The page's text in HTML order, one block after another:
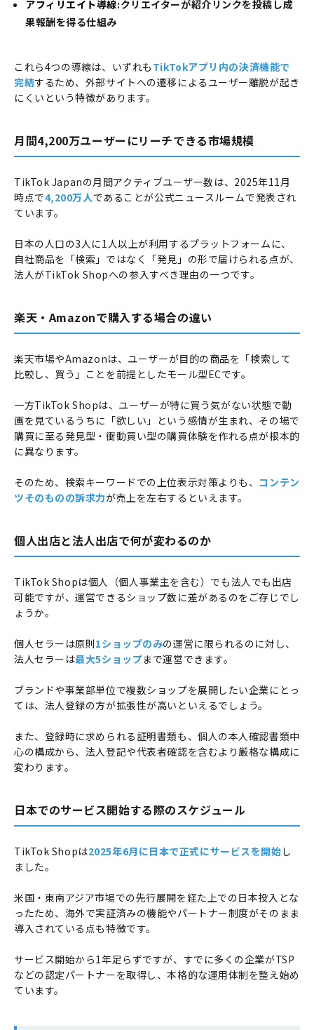
アフィリエイト導線:クリエイターが紹介リンクを投稿し成
果報酬を得る仕組み
これら4つの導線は、いずれも TikTokアプリ内の決済機能で
完結するため、外部サイトへの遷移によるユーザー離脱が起き
にくいという特徴があります。
月間4,200万ユーザーにリーチできる市場規模
TikTok Japanの月間アクティブユーザー数は、2025年11月
時点で4,200万人であることが公式ニュースルームで発表され
ています。
日本の人口の3人に1人以上が利用するプラットフォームに、
自社商品を「検索」ではなく「発見」の形で届けられる点が、
法人がTikTok Shopへの参入すべき理由の一つです。
楽天・Amazonで購入する場合の違い
楽天市場やAmazonは、ユーザーが目的の商品を「検索して
比較し、買う」ことを前提としたモール型ECです。
一方TikTok Shopは、ユーザーが特に買う気がない状態で動
画を見ているうちに「欲しい」という感情が生まれ、その場で
購買に至る発見型・衝動買い型の購買体験を作れる点が根本的
に異なります。
そのため、検索キーワードでの上位表示対策よりも、 コンテン
ツそのものの訴求力が売上を左右するといえます。
個人出店と法人出店で何が変わるのか
TikTok Shopは個人（個人事業主を含む）でも法人でも出店
可能ですが、運営できるショップ数に差があるのをご存じでし
ょうか。
個人セラーは原則1ショップのみの運営に限られるのに対し、
法人セラーは最大5ショップまで運営できます。
ブランドや事業部単位で複数ショップを展開したい企業にとっ
ては、法人登録の方が拡張性が高いといえるでしょう。
また、登録時に求められる証明書類も、個人の本人確認書類中
心の構成から、法人登記や代表者確認を含むより厳格な構成に
変わります。
日本でのサービス開始する際のスケジュール
TikTok Shopは2025年6月に日本で正式にサービスを開始 し
ました。
米国・東南アジア市場での先行展開を経た上での日本投入とな
ったため、海外で実証済みの機能やパートナー制度がそのまま
導入されている点も特徴です。
サービス開始から1年足らずですが、すでに多くの企業がTSP
などの認定パートナーを取得し、本格的な運用体制を整え始め
ています。